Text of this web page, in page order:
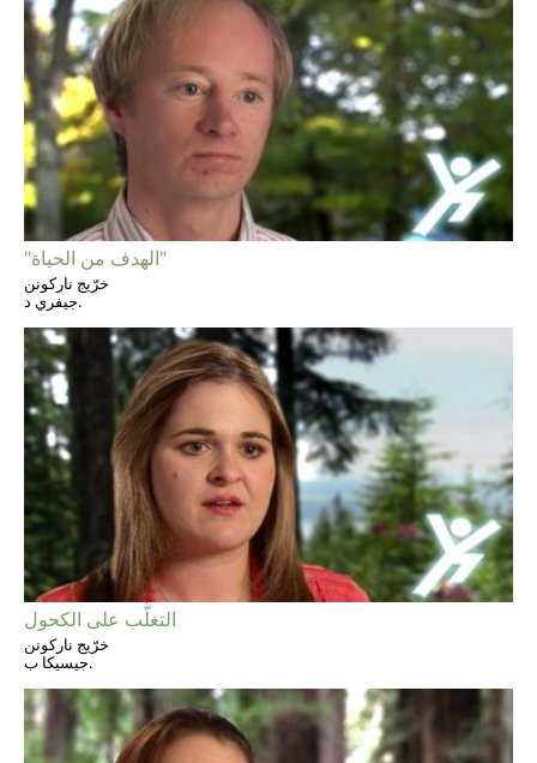
"الهدف من الحياة"
خرّيج ناركونن
جيفري د.
التغلُّب على الكحول
خرّيج ناركونن
جيسيكا ب.